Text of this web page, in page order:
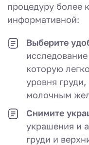
процедуру более
информативной:
Выберите
которую
уровня
молочным
Снимите
украшения и
груди и